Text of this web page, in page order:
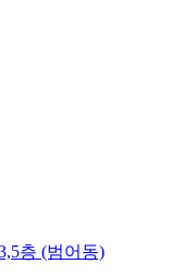
층 (범어동)